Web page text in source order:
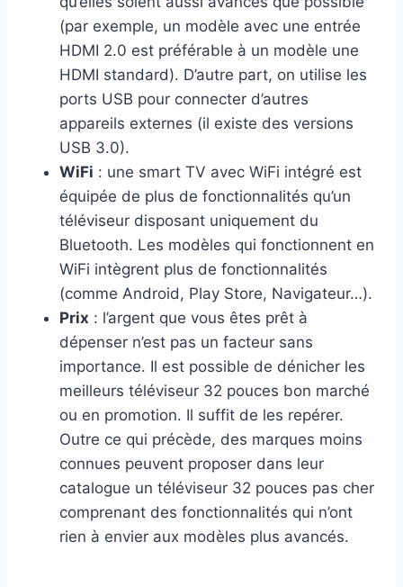
(par exemple, un modèle avec une entrée
HDMI 2.0 est préférable à un modèle une
HDMI standard). D’autre part, on utilise les
ports USB pour connecter d’autres
appareils externes (il existe des versions
USB 3.0).
WiFi : une smart TV avec WiFi intégré est
équipée de plus de fonctionnalités qu’un
téléviseur disposant uniquement du
Bluetooth. Les modèles qui fonctionnent en
WiFi intègrent plus de fonctionnalités
(comme Android, Play Store, Navigateur…).
Prix : l’argent que vous êtes prêt à
dépenser n’est pas un facteur sans
importance. Il est possible de dénicher les
meilleurs téléviseur 32 pouces bon marché
ou en promotion. Il suffit de les repérer.
Outre ce qui précède, des marques moins
connues peuvent proposer dans leur
catalogue un téléviseur 32 pouces pas cher
comprenant des fonctionnalités qui n’ont
rien à envier aux modèles plus avancés.